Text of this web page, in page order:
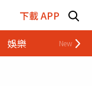
下載 APP
娛樂 財經